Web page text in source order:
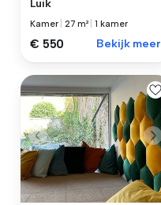
Luik
Kamer |27 m² |1 kamer
€ 550 Bekijk meer